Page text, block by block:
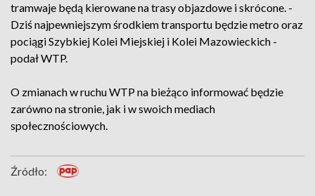
tramwaje będą kierowane na trasy objazdowe i skrócone. -
Dziś najpewniejszym środkiem transportu będzie metro oraz
pociągi Szybkiej Kolei Miejskiej i Kolei Mazowieckich -
podał WTP.
O zmianach w ruchu WTP na bieżąco informować będzie
zarówno na stronie, jak i w swoich mediach
społecznościowych.
Źródło: